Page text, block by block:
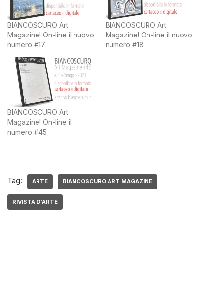
BIANCOSCURO Art
Magazine! On-line il nuovo
numero #17
BIANCOSCURO Art
Magazine! On-line il nuovo
numero #18
BIANCOSCURO Art
Magazine! On-line il
numero #45
Tag: ARTE BIANCOSCURO ART MAGAZINE
RIVISTA D’ARTE